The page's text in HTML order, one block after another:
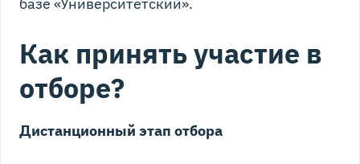
Как принять участие в
отборе?
Дистанционный этап отбора